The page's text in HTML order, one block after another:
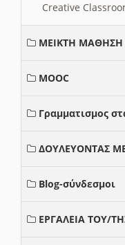
Creative
ΜΕΙΚΤΗ ΜΑΘΗΣΗ
MOOC
Γραμματισμος
ΔΟΥΛΕΥΟΝΤΑΣ
Blog-σύνδεσμοι
ΕΡΓΑΛΕΙΑ ΤΟΥ/